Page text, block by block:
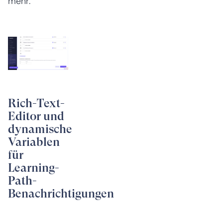
Rich-Text-
Editor und
dynamische
Variablen
für
Learning-
Path-
Benachrichtigungen